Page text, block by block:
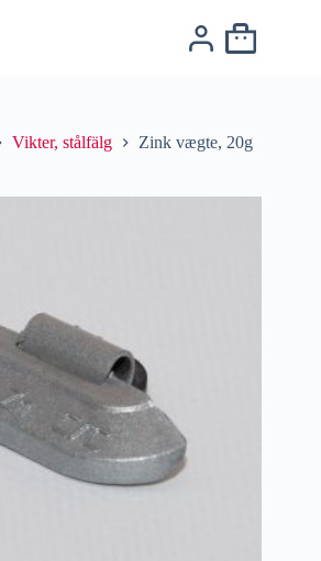
Vikter, stålfälg Zink vægte, 20g